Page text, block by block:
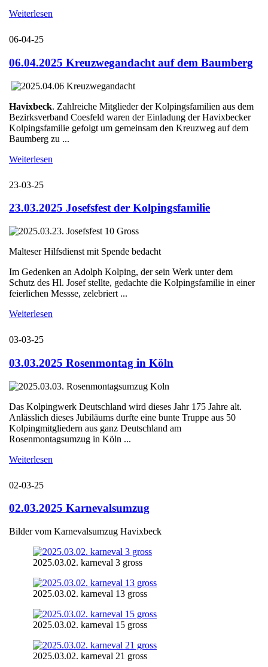
Weiterlesen
06-04-25
06.04.2025 Kreuzwegandacht auf dem Baumberg
Havixbeck. Zahlreiche Mitglieder der Kolpingsfamilien aus dem
Bezirksverband Coesfeld waren der Einladung der Havixbecker
Kolpingsfamilie gefolgt um gemeinsam den Kreuzweg auf dem
Baumberg zu ...
Weiterlesen
23-03-25
23.03.2025 Josefsfest der Kolpingsfamilie
Malteser Hilfsdienst mit Spende bedacht
Im Gedenken an Adolph Kolping, der sein Werk unter dem
Schutz des Hl. Josef stellte, gedachte die Kolpingsfamilie in einer
feierlichen Messse, zelebriert ...
Weiterlesen
03-03-25
03.03.2025 Rosenmontag in Köln
Das Kolpingwerk Deutschland wird dieses Jahr 175 Jahre alt.
Anlässlich dieses Jubiläums durfte eine bunte Truppe aus 50
Kolpingmitgliedern aus ganz Deutschland am
Rosenmontagsumzug in Köln ...
Weiterlesen
02-03-25
02.03.2025 Karnevalsumzug
Bilder vom Karnevalsumzug Havixbeck
2025.03.02. karneval 3 gross
2025.03.02. karneval 13 gross
2025.03.02. karneval 15 gross
2025.03.02. karneval 21 gross